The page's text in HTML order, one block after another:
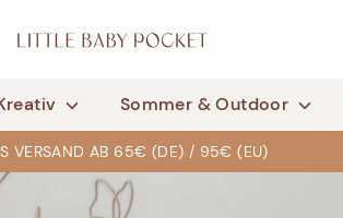
Sommer & Outdoor
VERSAND AB 65€ (DE) / 95€ (EU)